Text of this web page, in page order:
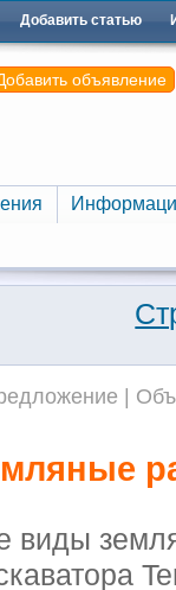
Добавить статью
объявление
|
виды